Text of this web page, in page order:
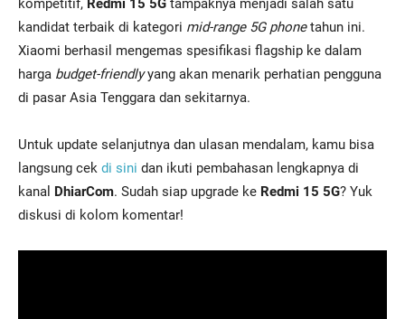
kompetitif, Redmi 15 5G tampaknya menjadi salah satu
kandidat terbaik di kategori mid-range 5G phonetahun ini.
Xiaomi berhasil mengemas spesifikasi flagship ke dalam
harga budget-friendlyyang akan menarik perhatian pengguna
di pasar Asia Tenggara dan sekitarnya.
Untuk update selanjutnya dan ulasan mendalam, kamu bisa
langsung cek di sini dan ikuti pembahasan lengkapnya di
kanal DhiarCom. Sudah siap upgrade ke Redmi 15 5G? Yuk
diskusi di kolom komentar!